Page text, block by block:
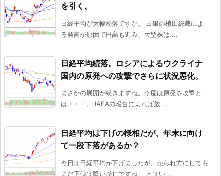
を引く。
日経平均が大幅続落ですか。 日銀の植田総裁によ
る発言が原因で円高も進み、大型株は ...
日経平均続落。ロシアによるウクライナ
国内の原発への攻撃でさらに状況悪化。
まさかの展開が続きますね。今度は原発を攻撃と
は・・・。 IAEAの報告によれば放 ...
日経平均は下げの様相だが、年末に向け
て一段下落があるか？
今日は日経平均が下げましたが、売られ方にしても
まだ下値は堅い感じですね。 とはい ...